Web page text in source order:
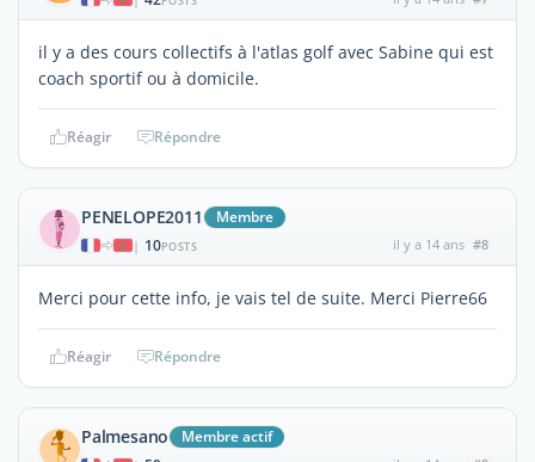
il y a des cours collectifs à l'atlas golf avec Sabine qui est
coach sportif ou à domicile.
Réagir Répondre
PENELOPE2011 Membre
| 10POSTS il y a 14 ans #8
Merci pour cette info, je vais tel de suite. Merci Pierre66
Réagir Répondre
Palmesano Membre actif